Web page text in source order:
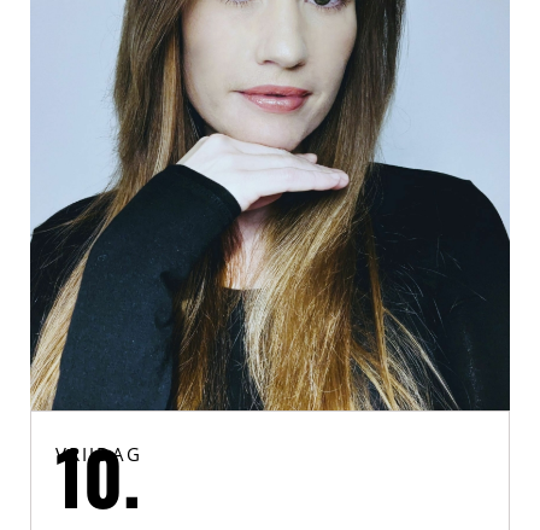
VRIJDAG
10.